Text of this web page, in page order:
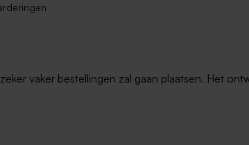
vaker bestellingen zal gaan plaatsen. Het